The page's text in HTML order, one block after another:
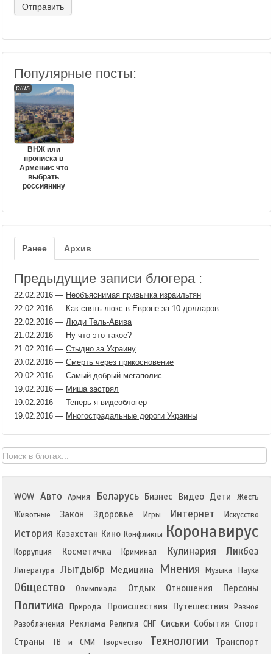
Популярные посты:
pius
ВНЖ или
прописка в
Армении: что
выбрать
россиянину
Ранее Архив
Предыдущие записи блогера :
22.02.2016 — Необъяснимая привычка израильтян
22.02.2016 — Как снять люкс в Европе за 10 долларов
22.02.2016 — Люди Тель-Авива
21.02.2016 — Ну что это такое?
21.02.2016 — Стыдно за Украину
20.02.2016 — Смерть через прикосновение
20.02.2016 — Самый добрый мегаполис
19.02.2016 — Миша застрял
19.02.2016 — Теперь я видеоблогер
19.02.2016 — Многострадальные дороги Украины
WOW Авто Армия Беларусь Бизнес Видео Дети
Жесть
Животные
Закон Здоровье Игры Интернет Искусство
История Казахстан Кино Конфликты Коронавирус
Коррупция Косметичка Криминал Кулинария Ликбез
Литература Лытдыбр Медицина Мнения Музыка Наука
Общество Олимпиада Отдых Отношения Персоны
Политика Природа Происшествия Путешествия
Разное
Разоблачения
Реклама Религия СНГ Сиськи События Спорт
Страны
ТВ и СМИ Творчество Технологии Транспорт